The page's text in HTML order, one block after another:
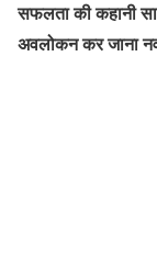
सफलता की कहानी
अवलोकन कर जाना